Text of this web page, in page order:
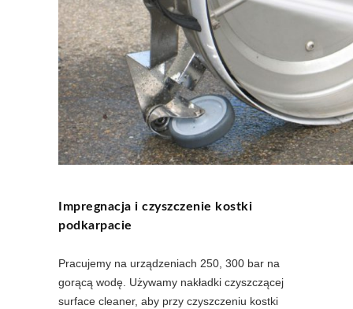
Impregnacja i czyszczenie kostki
podkarpacie
Pracujemy na urządzeniach 250, 300 bar na
gorącą wodę. Używamy nakładki czyszczącej
surface cleaner, aby przy czyszczeniu kostki